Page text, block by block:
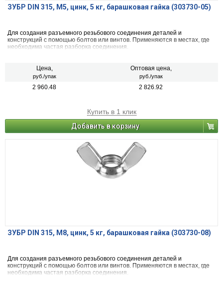
ЗУБР DIN 315, M5, цинк, 5 кг, барашковая гайка (303730-05)
Для создания разъемного резьбового соединения деталей и
конструкций с помощью болтов или винтов. Применяются в местах, где
необходима частая разборка соединения.
Цена,
руб./упак
Оптовая цена,
руб./упак
2 960.48 2 826.92
Купить в 1 клик
Добавить в корзину
ЗУБР DIN 315, M8, цинк, 5 кг, барашковая гайка (303730-08)
Для создания разъемного резьбового соединения деталей и
конструкций с помощью болтов или винтов. Применяются в местах, где
необходима частая разборка соединения.